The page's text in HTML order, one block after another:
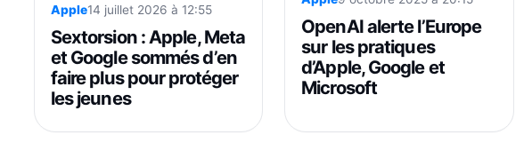
Apple14 juillet 2026 à 12:55
Sextorsion : Apple, Meta
et Google sommés d’en
faire plus pour protéger
les jeunes
OpenAI alerte l’Europe
sur les pratiques
d’Apple, Google et
Microsoft